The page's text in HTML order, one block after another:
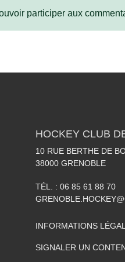
participer aux
HOCKEY CLUB
10 RUE BERTHE DE
38000 GRENOBLE
TÉL. : 06 85 61 88 70
INFORMATIONS
SIGNALER UN